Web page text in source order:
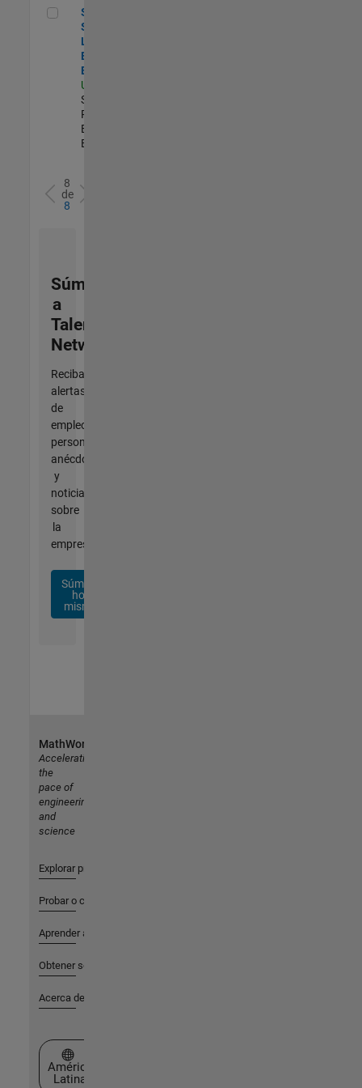
Senior Security Learning and Enablement Engineer
Senior
Security
Learning and
Enablement
Engineer
US-MA-Natick
Software
Process
Engineering |
Experimentado
8
de
8
Súmese
a
Talent
Network
Reciba
alertas
de
empleo
personalizadas,
anécdotas
y
noticias
sobre
la
empresa.
Súmese
hoy
mismo
MathWorks
Accelerating
the
pace of
engineering
and
science
Explorar productos
Probar o comprar
Aprender a utilizar
Obtener soporte
Acerca de MathWorks
Seleccione un país/idioma
América
Latina